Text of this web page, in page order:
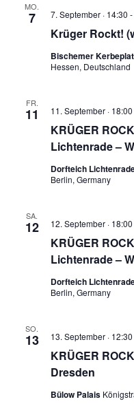
MO.
7
Krüger Rockt!
7. September · 14:30 -
Bischemer
Hessen, Deutschland
FR.
11
KRÜGER
Lichtenrade –
11. September · 18:00
Dorfteich
Berlin, Germany
SA.
12
KRÜGER
Lichtenrade –
12. September · 18:00
Dorfteich
Berlin, Germany
SO.
13
KRÜGER
Dresden
13. September · 12:30
Bülow Palais